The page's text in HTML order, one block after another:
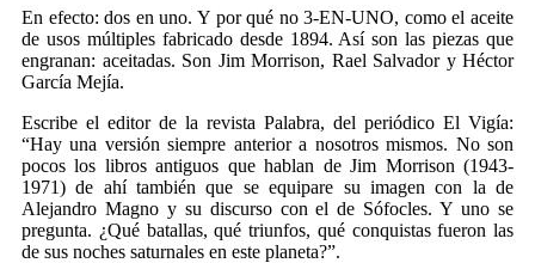
En efecto: dos en uno. Y por qué no 3-EN-UNO, como el aceite
de usos múltiples fabricado desde 1894. Así son las piezas que
engranan: aceitadas. Son Jim Morrison, Rael Salvador y Héctor
García Mejía.
Escribe el editor de la revista Palabra, del periódico El Vigía:
“Hay una versión siempre anterior a nosotros mismos. No son
pocos los libros antiguos que hablan de Jim Morrison (1943-
1971) de ahí también que se equipare su imagen con la de
Alejandro Magno y su discurso con el de Sófocles. Y uno se
pregunta. ¿Qué batallas, qué triunfos, qué conquistas fueron las
de sus noches saturnales en este planeta?”.